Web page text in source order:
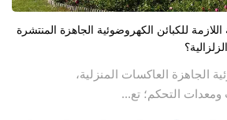
للكبائن الكهروضوئية الجاهزة المنتشرة
الجاهزة العاكسات المنزلية،
ومعدات التحكم؛ تع...